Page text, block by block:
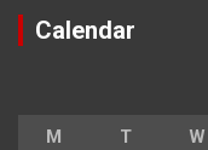
Calendar
M T W